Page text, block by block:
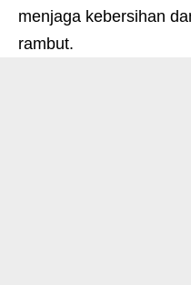
menjaga kebersihan
rambut.